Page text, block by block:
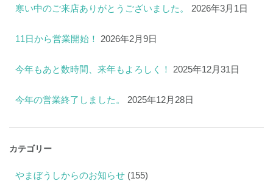
寒い中のご来店ありがとうございました。 2026年3月1日
11日から営業開始！ 2026年2月9日
今年もあと数時間、来年もよろしく！ 2025年12月31日
今年の営業終了しました。 2025年12月28日
カテゴリー
やまぼうしからのお知らせ (155)